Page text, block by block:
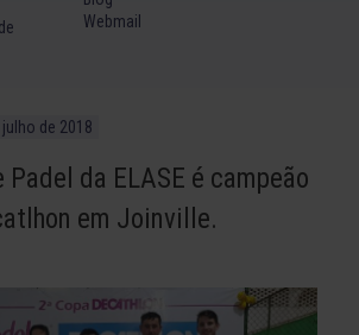
Webmail
julho de 2018
Padel da ELASE é campeão
em Joinville.